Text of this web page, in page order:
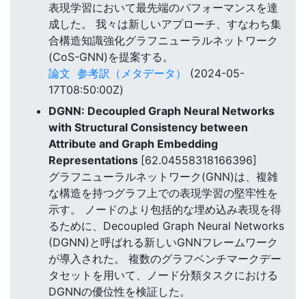
表現学習において最先端のパフォーマンスを達
成した。 我々は新しいアプローチ、すなわち集
合構造知識強化グラフニューラルネットワーク
(CoS-GNN)を提案する。
論文 参考訳（メタデータ）
(2024-05-
17T08:50:00Z)
DGNN: Decoupled Graph Neural Networks
with Structural Consistency between
Attribute and Graph Embedding
Representations [62.04558318166396]
グラフニューラルネットワーク(GNN)は、複雑
な構造を持つグラフ上での表現学習の堅牢性を
示す。 ノードのより包括的な埋め込み表現を得
るために、Decoupled Graph Neural Networks
(DGNN)と呼ばれる新しいGNNフレームワーク
が導入された。 複数のグラフベンチマークデー
タセットを用いて、ノード分類タスクにおける
DGNNの優位性を検証した。